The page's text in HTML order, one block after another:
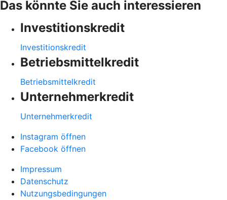
Das könnte Sie auch interessieren
Investitionskredit
Investitionskredit
Betriebsmittelkredit
Betriebsmittelkredit
Unternehmerkredit
Unternehmerkredit
Instagram öffnen
Facebook öffnen
Impressum
Datenschutz
Nutzungsbedingungen